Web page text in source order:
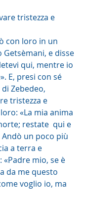
e disse
qui, mentre io
E, presi con sé
Zebedeo,
tristezza e
«La mia anima
restate  qui e
un poco più
a terra e
«Padre mio, se è
da me questo
voglio io, ma